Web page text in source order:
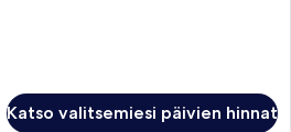
Katso valitsemiesi päivien hinnat